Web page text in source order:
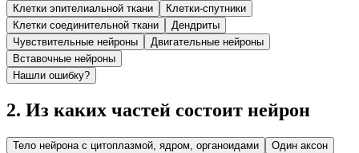
Клетки эпителиальной ткани
Клетки-спутники
Клетки соединительной ткани
Дендриты
Чувствительные нейроны
Двигательные нейроны
Вставочные нейроны
Нашли ошибку?
2. Из каких частей состоит нейрон
Тело нейрона с цитоплазмой, ядром, органоидами
Один аксон